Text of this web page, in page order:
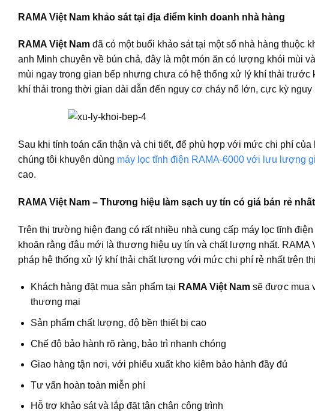
RAMA Việt Nam khảo sát tại địa điểm kinh doanh nhà hàng
RAMA Việt Nam đã có một buổi khảo sát tại một số nhà hàng thuộc
anh Minh chuyên về bún chả, đây là một món ăn có lượng khói mùi
mùi ngay trong gian bếp nhưng chưa có hệ thống xử lý khí thải
khí thải trong thời gian dài dẫn đến nguy cơ cháy nổ lớn, cực kỳ nguy
Sau khi tính toán cẩn thận và chi tiết, để phù hợp với mức chi phí
chúng tôi khuyên dùng máy lọc tĩnh điện RAMA-6000 với lưu lượng
cao.
RAMA Việt Nam – Thương hiệu làm sạch uy tín có giá bán rẻ
Trên thị trường hiện đang có rất nhiều nhà cung cấp máy lọc tĩnh
khoăn rằng đâu mới là thương hiệu uy tín và chất lượng nhất.
pháp hệ thống xử lý khí thải chất lượng với mức chi phí rẻ nhất trên
Khách hàng đặt mua sản phẩm tại RAMA Việt Namsẽ được mua
thương mại
Sản phẩm chất lượng, độ bền thiết bị cao
Chế độ bảo hành rõ ràng, bảo trì nhanh chóng
Giao hàng tận nơi, với phiếu xuất kho kiêm bảo hành đầy đủ
Tư vấn hoàn toàn miễn phí
Hỗ trợ khảo sát và lắp đặt tận chân công trình